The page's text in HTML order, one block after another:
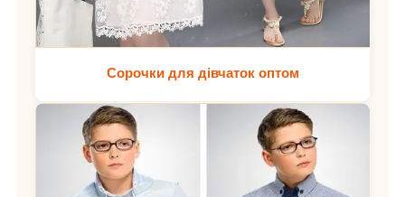
Сорочки для дівчаток оптом